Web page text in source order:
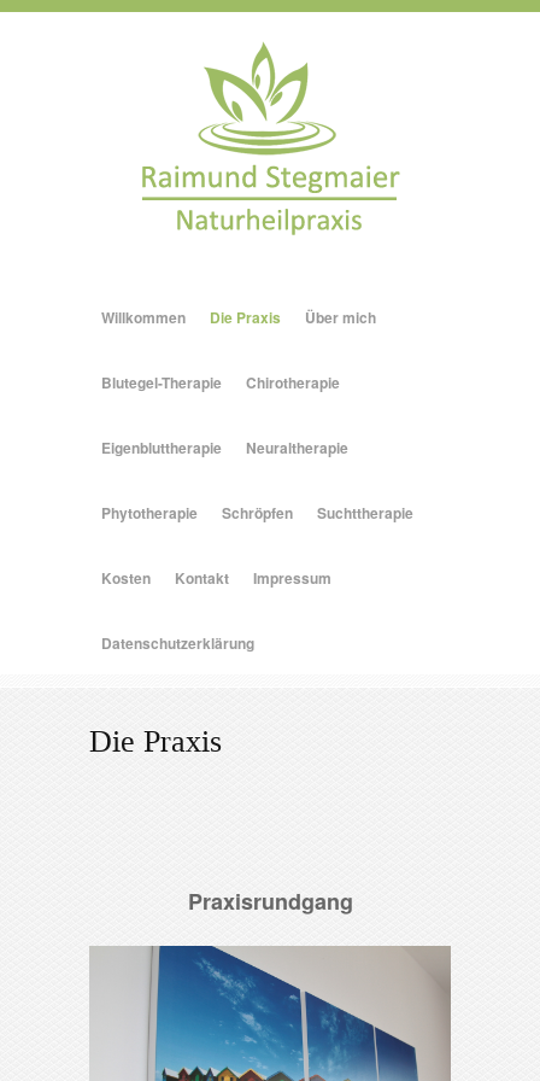
Willkommen Die Praxis Über mich
Blutegel-Therapie Chirotherapie
Eigenbluttherapie Neuraltherapie
Phytotherapie Schröpfen Suchttherapie
Kosten Kontakt Impressum
Datenschutzerklärung
Die Praxis
Praxisrundgang